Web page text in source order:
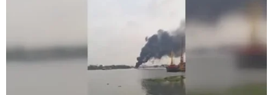
Hàn Quốc đầu tư xây “Thung lũng
K-Vietnam” gắn với hậu duệ dòng họ